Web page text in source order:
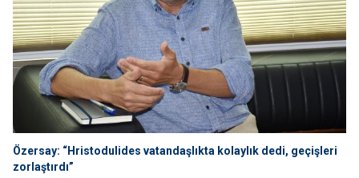
Özersay: “Hristodulides vatandaşlıkta kolaylık dedi, geçişleri
zorlaştırdı”